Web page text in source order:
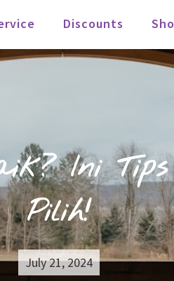
Discounts
Ini
Pilih!
July 21, 2024